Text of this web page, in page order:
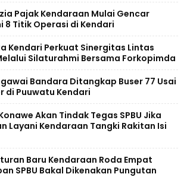
Pajak Kendaraan Mulai Gencar
8 Titik Operasi di Kendari
Kendari Perkuat Sinergitas Lintas
Silaturahmi Bersama Forkopimda
Bandara Ditangkap Buser 77 Usai
di Puuwatu Kendari
Akan Tindak Tegas SPBU Jika
Layani Kendaraan Tangki Rakitan Isi
Baru Kendaraan Roda Empat
SPBU Bakal Dikenakan Pungutan